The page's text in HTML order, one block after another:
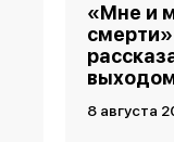
«Мне и
8 августа